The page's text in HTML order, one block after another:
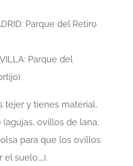
Parque del Retiro
Parque del
tejer y tienes material,
ovillos de lana,
para que los ovillos
el suelo,…).